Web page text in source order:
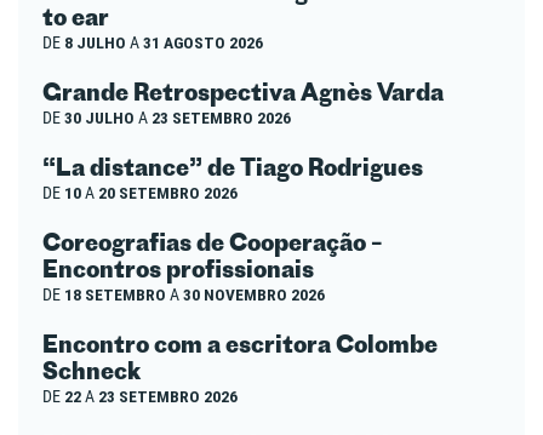
to ear
DE 8 JULHO A31 AGOSTO 2026
Grande Retrospectiva Agnès Varda
DE30 JULHO A 23 SETEMBRO 2026
“La distance” de Tiago Rodrigues
DE 10A 20 SETEMBRO 2026
Coreografias de Cooperação –
Encontros profissionais
DE 18 SETEMBRO A30 NOVEMBRO 2026
Encontro com a escritora Colombe
Schneck
DE 22A 23 SETEMBRO 2026